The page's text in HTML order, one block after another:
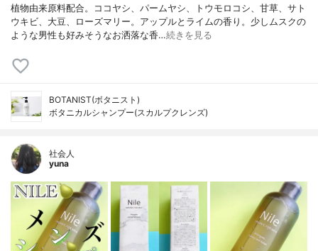
植物由来原料配合。ココヤシ、パームヤシ、トウモロコシ、甘草、サト
ウキビ、大豆、ローズマリー。アップルとライムの香り。少しムスクの
ような男性も好みそうなお洒落な香…続きを見る
BOTANIST(ボタニスト)
ボタニカルシャンプー(スカルプクレンズ)
社会人
yuna